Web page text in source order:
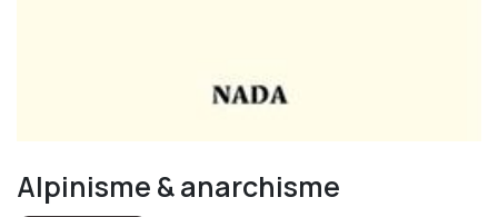
Alpinisme & anarchisme